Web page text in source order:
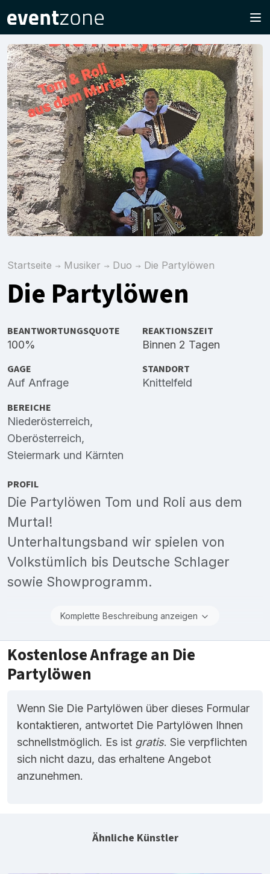
Startseite Musiker Duo Die Partylöwen
Die Partylöwen
BEANTWORTUNGSQUOTE
100%
REAKTIONSZEIT
Binnen 2 Tagen
GAGE
Auf Anfrage
STANDORT
Knittelfeld
BEREICHE
Niederösterreich,
Oberösterreich,
Steiermark und Kärnten
PROFIL
Die Partylöwen Tom und Roli aus dem
Murtal!
Unterhaltungsband wir spielen von
Volkstümlich bis Deutsche Schlager
sowie Showprogramm.
Komplette Beschreibung anzeigen
Kostenlose Anfrage an Die
Partylöwen
Wenn Sie Die Partylöwen über dieses Formular
kontaktieren, antwortet Die Partylöwen Ihnen
schnellstmöglich. Es ist gratis. Sie verpflichten
sich nicht dazu, das erhaltene Angebot
anzunehmen.
Ähnliche Künstler